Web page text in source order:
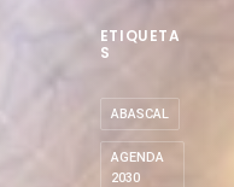
ETIQUETA
S
ABASCAL
AGENDA
2030